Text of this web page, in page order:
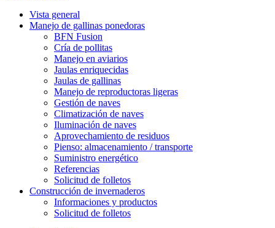
Vista general
Manejo de gallinas ponedoras
BFN Fusion
Cría de pollitas
Manejo en aviarios
Jaulas enriquecidas
Jaulas de gallinas
Manejo de reproductoras ligeras
Gestión de naves
Climatización de naves
Iluminación de naves
Aprovechamiento de residuos
Pienso: almacenamiento / transporte
Suministro energético
Referencias
Solicitud de folletos
Construcción de invernaderos
Informaciones y productos
Solicitud de folletos